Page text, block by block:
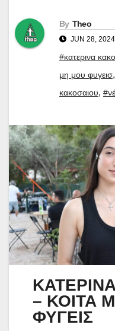
By Theo
JUN 28, 2024
#κατερινα
μη μου φυγεισ,
κακοσαιου,
– ΚΟΙΤΑ
ΦΥΓΕΙΣ